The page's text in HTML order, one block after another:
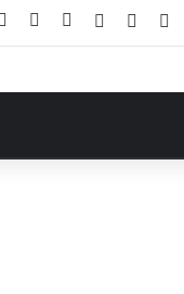
فيسبوك ‫YouTubeانستقرامتسجيل